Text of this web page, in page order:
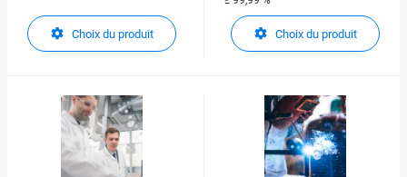
Choix du produit
Carbagas, votre partenaire pour
les gaz techniquesChoix du produit